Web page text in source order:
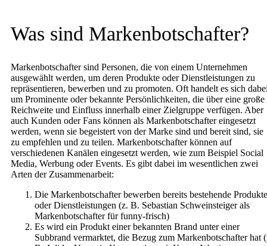
Was sind Markenbotschafter?
Markenbotschafter sind Personen, die von einem Unternehmen
ausgewählt werden, um deren Produkte oder Dienstleistungen zu
repräsentieren, bewerben und zu promoten. Oft handelt es sich
um Prominente oder bekannte Persönlichkeiten, die über eine große
Reichweite und Einfluss innerhalb einer Zielgruppe verfügen. Aber
auch Kunden oder Fans können als Markenbotschafter eingesetzt
werden, wenn sie begeistert von der Marke sind und bereit sind, sie
zu empfehlen und zu teilen. Markenbotschafter können auf
verschiedenen Kanälen eingesetzt werden, wie zum Beispiel Social
Media, Werbung oder Events. Es gibt dabei im wesentlichen zwei
Arten der Zusammenarbeit:
Die Markenbotschafter bewerben bereits bestehende Produkte
oder Dienstleistungen (z. B. Sebastian Schweinsteiger als
Markenbotschafter für funny-frisch)
Es wird ein Produkt einer bekannten Brand unter einer
Subbrand vermarktet, die Bezug zum Markenbotschafter hat